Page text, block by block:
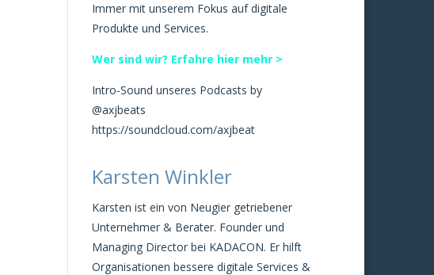
Immer mit unserem Fokus auf digitale
Produkte und Services.
Wer sind wir? Erfahre hier mehr >
Intro-Sound unseres Podcasts by
@axjbeats
https://soundcloud.com/axjbeat
Karsten Winkler
Karsten ist ein von Neugier getriebener
Unternehmer & Berater. Founder und
Managing Director bei KADACON. Er hilft
Organisationen bessere digitale Services &